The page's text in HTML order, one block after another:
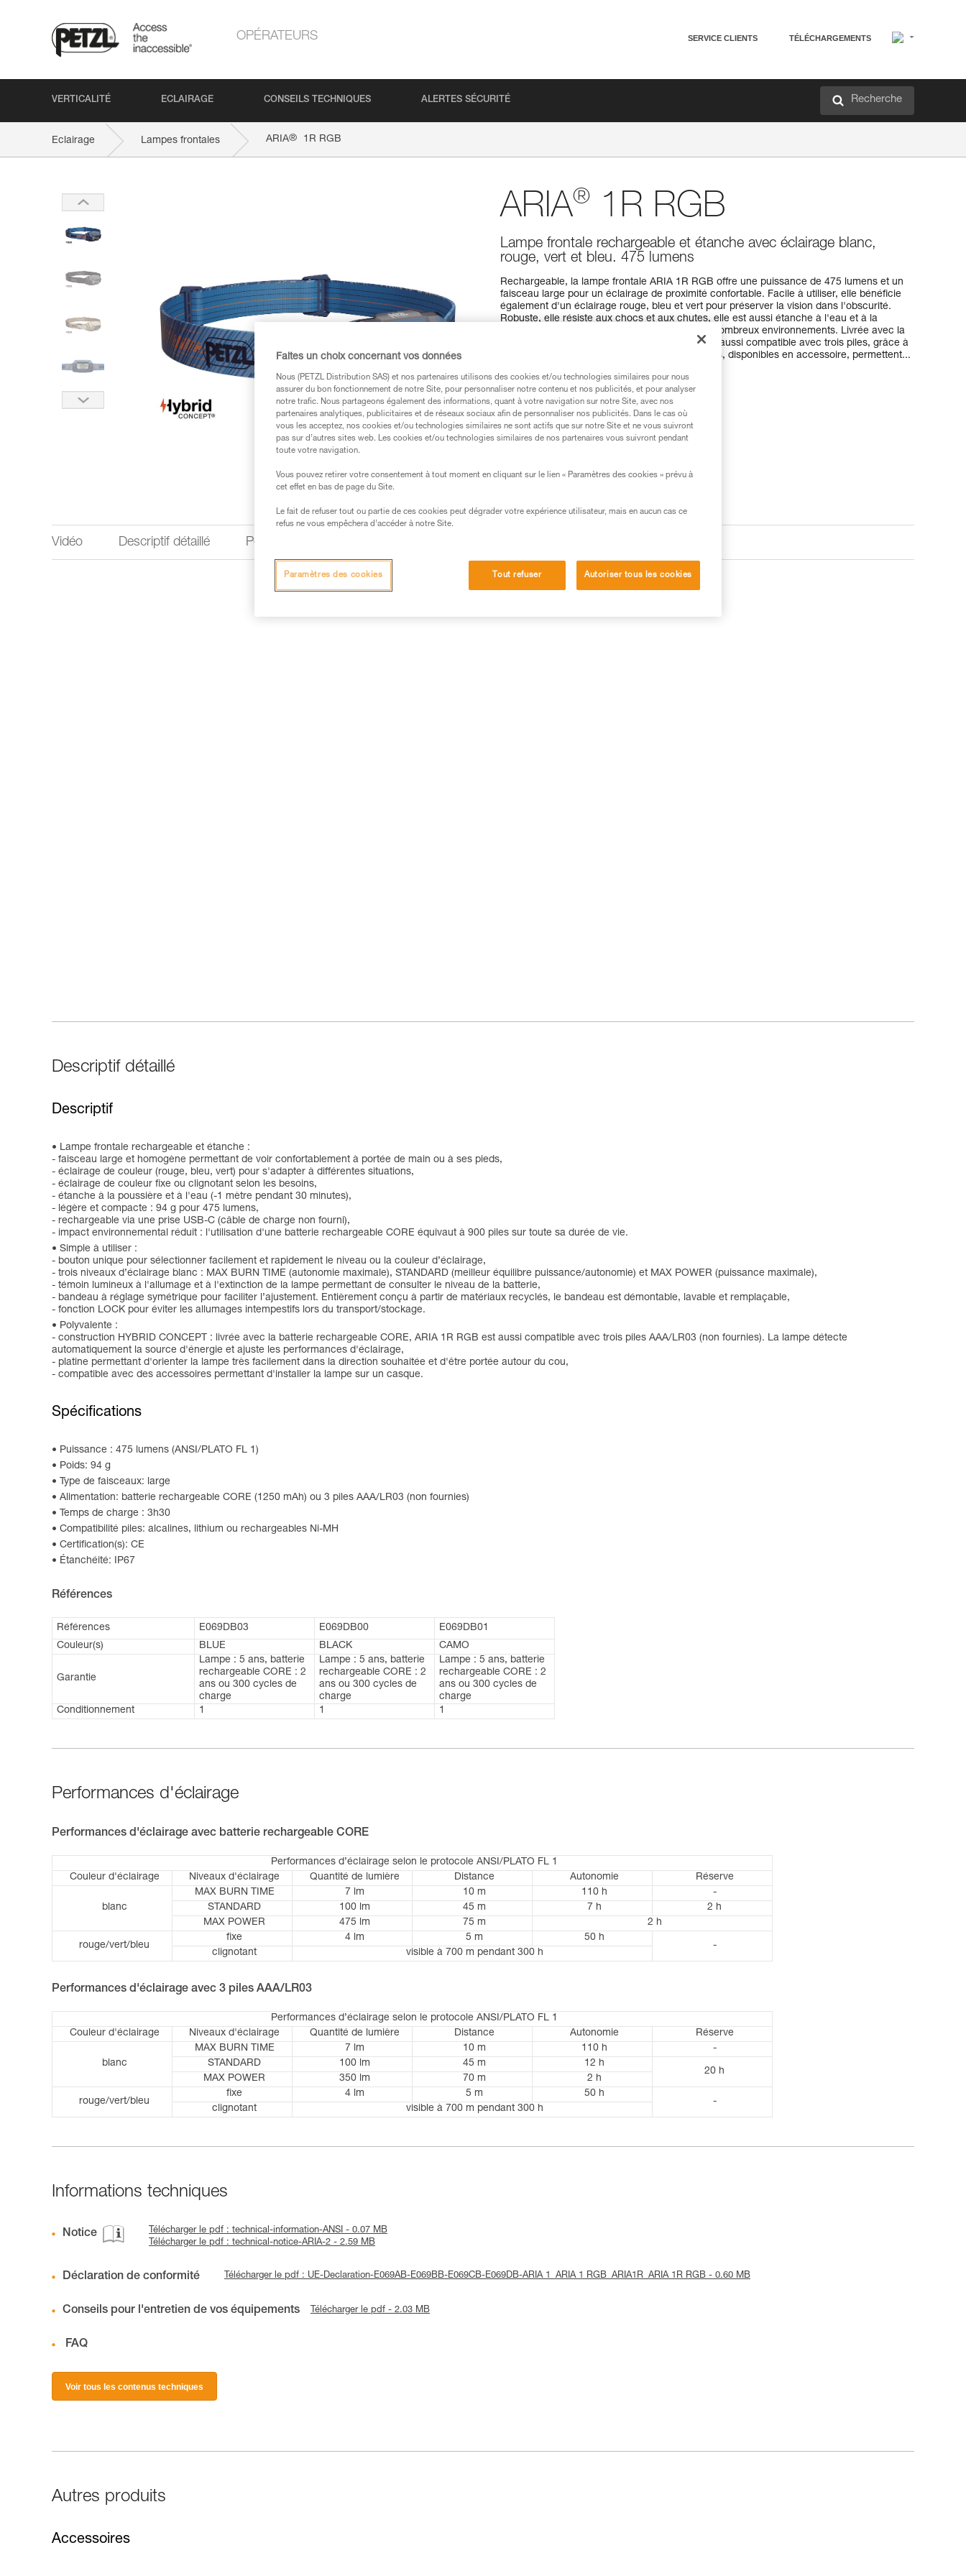
OPÉRATEURS SERVICE CLIENTS TÉLÉCHARGEMENTS
VERTICALITÉ ECLAIRAGE CONSEILS TECHNIQUES ALERTES SÉCURITÉ Recherche
Eclairage Lampes frontales ARIA® 1R RGB
ARIA® 1R RGB
Lampe frontale rechargeable et étanche avec éclairage blanc,
rouge, vert et bleu. 475 lumens
Rechargeable, la lampe frontale ARIA 1R RGB offre une puissance de 475 lumens et un
faisceau large pour un éclairage de proximité confortable. Facile à utiliser, elle bénéficie
également d'un éclairage rouge, bleu et vert pour préserver la vision dans l'obscurité.
Robuste, elle résiste aux chocs et aux chutes, elle est aussi étanche à l'eau et à la
poussière, ce qui lui permet de s'adapter à de nombreux environnements. Livrée avec la
batterie rechargeable CORE, ARIA 1R RGB est aussi compatible avec trois piles, grâce à
la construction HYBRID CONCEPT. Des fixations, disponibles en accessoire, permettent...
Trouvez un revendeur
Vidéo Descriptif détaillé Performances d'éclairage
Descriptif détaillé
Descriptif
Lampe frontale rechargeable et étanche :
- faisceau large et homogène permettant de voir confortablement à portée de main ou à ses pieds,
- éclairage de couleur (rouge, bleu, vert) pour s'adapter à différentes situations,
- éclairage de couleur fixe ou clignotant selon les besoins,
- étanche à la poussière et à l'eau (-1 mètre pendant 30 minutes),
- légère et compacte : 94 g pour 475 lumens,
- rechargeable via une prise USB-C (câble de charge non fourni),
- impact environnemental réduit : l'utilisation d'une batterie rechargeable CORE équivaut à 900 piles sur toute sa durée de vie.
Simple à utiliser :
- bouton unique pour sélectionner facilement et rapidement le niveau ou la couleur d’éclairage,
- trois niveaux d’éclairage blanc : MAX BURN TIME (autonomie maximale), STANDARD (meilleur équilibre puissance/autonomie) et MAX POWER (puissance maximale),
- témoin lumineux à l'allumage et à l'extinction de la lampe permettant de consulter le niveau de la batterie,
- bandeau à réglage symétrique pour faciliter l’ajustement. Entièrement conçu à partir de matériaux recyclés, le bandeau est démontable, lavable et remplaçable,
- fonction LOCK pour éviter les allumages intempestifs lors du transport/stockage.
Polyvalente :
- construction HYBRID CONCEPT : livrée avec la batterie rechargeable CORE, ARIA 1R RGB est aussi compatible avec trois piles AAA/LR03 (non fournies). La lampe détecte
automatiquement la source d'énergie et ajuste les performances d'éclairage,
- platine permettant d'orienter la lampe très facilement dans la direction souhaitée et d'être portée autour du cou,
- compatible avec des accessoires permettant d'installer la lampe sur un casque.
Spécifications
Puissance : 475 lumens (ANSI/PLATO FL 1)
Poids: 94 g
Type de faisceaux: large
Alimentation: batterie rechargeable CORE (1250 mAh) ou 3 piles AAA/LR03 (non fournies)
Temps de charge : 3h30
Compatibilité piles: alcalines, lithium ou rechargeables Ni-MH
Certification(s): CE
Étanchéité: IP67
Références
Références E069DB03 E069DB00
E069DB01
Couleur(s)
BLUE BLACK CAMO
Garantie
Lampe : 5 ans, batterie
rechargeable CORE : 2
ans ou 300 cycles de
charge
Lampe : 5 ans, batterie
rechargeable CORE : 2
ans ou 300 cycles de
charge
Lampe : 5 ans, batterie
rechargeable CORE : 2
ans ou 300 cycles de
charge
Conditionnement
1 1 1
Performances d'éclairage
Performances d'éclairage avec batterie rechargeable CORE
Performances d’éclairage selon le protocole ANSI/PLATO FL 1
Couleur d'éclairage
Niveaux d'éclairage Quantité de lumière Distance Autonomie Réserve
blanc
MAX BURN TIME 7 lm 10 m 110 h
-
STANDARD
100 lm 45 m 7 h
2 h
MAX POWER
475 lm 75 m 2 h
rouge/vert/bleu
fixe 4 lm 5 m 50 h
-
clignotant visible à 700 m pendant 300 h
Performances d'éclairage avec 3 piles AAA/LR03
Performances d’éclairage selon le protocole ANSI/PLATO FL 1
Couleur d'éclairage
Niveaux d'éclairage Quantité de lumière Distance Autonomie Réserve
blanc
MAX BURN TIME 7 lm 10 m 110 h
-
STANDARD
100 lm 45 m 12 h
20 h
MAX POWER 350 lm 70 m 2 h
rouge/vert/bleu
fixe 4 lm 5 m 50 h
-
clignotant visible à 700 m pendant 300 h
Informations techniques
Notice
Télécharger le pdf : technical-information-ANSI - 0.07 MB
Télécharger le pdf : technical-notice-ARIA-2 - 2.59 MB
Déclaration de conformité Télécharger le pdf : UE-Declaration-E069AB-E069BB-E069CB-E069DB-ARIA 1_ARIA 1 RGB_ARIA1R_ARIA 1R RGB - 0.60 MB
Conseils pour l'entretien de vos équipements Télécharger le pdf - 2.03 MB
FAQ
Voir tous les contenus techniques
Autres produits
Accessoires
Faites un choix concernant vos données
Nous (PETZL Distribution SAS) et nos partenaires utilisons des cookies et/ou technologies similaires pour nous
assurer du bon fonctionnement de notre Site, pour personnaliser notre contenu et nos publicités, et pour analyser
notre trafic. Nous partageons également des informations, quant à votre navigation sur notre Site, avec nos
partenaires analytiques, publicitaires et de réseaux sociaux afin de personnaliser nos publicités. Dans le cas où
vous les acceptez, nos cookies et/ou technologies similaires ne sont actifs que sur notre Site et ne vous suivront
pas sur d’autres sites web. Les cookies et/ou technologies similaires de nos partenaires vous suivront pendant
toute votre navigation.
Vous pouvez retirer votre consentement à tout moment en cliquant sur le lien « Paramètres des cookies » prévu à
cet effet en bas de page du Site.
Le fait de refuser tout ou partie de ces cookies peut dégrader votre expérience utilisateur, mais en aucun cas ce
refus ne vous empêchera d’accéder à notre Site.
Tout refuser Autoriser tous les cookies
Paramètres des cookies